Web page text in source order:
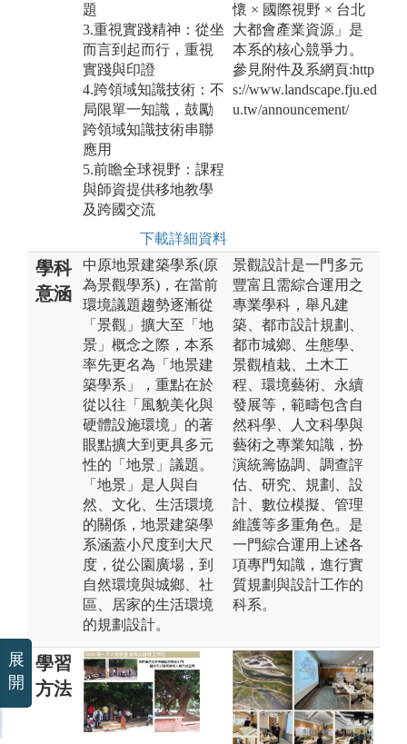
題
3.重視實踐精神：從坐
而言到起而行，重視
實踐與印證
4.跨領域知識技術：不
局限單一知識，鼓勵
跨領域知識技術串聯
應用
5.前瞻全球視野：課程
與師資提供移地教學
及跨國交流
下載詳細資料
懷 × 國際視野 × 台北
大都會產業資源」是
本系的核心競爭力。
參見附件及系網頁:http
s://www.landscape.fju.ed
u.tw/announcement/
學科
意涵
中原地景建築學系(原
為景觀學系)，在當前
環境議題趨勢逐漸從
「景觀」擴大至「地
景」概念之際，本系
率先更名為「地景建
築學系」，重點在於
從以往「風貌美化與
硬體設施環境」的著
眼點擴大到更具多元
性的「地景」議題。
「地景」是人與自
然、文化、生活環境
的關係，地景建築學
系涵蓋小尺度到大尺
度，從公園廣場，到
自然環境與城鄉、社
區、居家的生活環境
的規劃設計。
景觀設計是一門多元
豐富且需綜合運用之
專業學科，舉凡建
築、都市設計規劃、
都市城鄉、生態學、
景觀植栽、土木工
程、環境藝術、永續
發展等，範疇包含自
然科學、人文科學與
藝術之專業知識，扮
演統籌協調、調查評
估、研究、規劃、設
計、數位模擬、管理
維護等多重角色。是
一門綜合運用上述各
項專門知識，進行實
質規劃與設計工作的
科系。
學習
方法
展
開